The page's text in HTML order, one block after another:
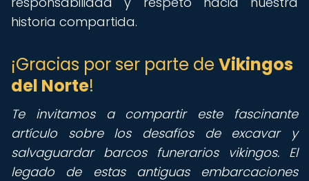
historia compartida.
¡Gracias por ser parte de Vikingos
del Norte!
Te invitamos a compartir este fascinante
artículo sobre los desafíos de excavar y
salvaguardar barcos funerarios vikingos. El
legado de estas antiguas embarcaciones